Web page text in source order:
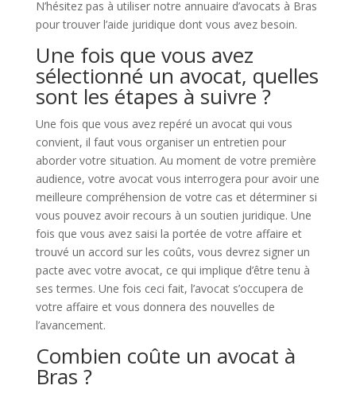
N’hésitez pas à utiliser notre annuaire d’avocats à Bras
pour trouver l’aide juridique dont vous avez besoin.
Une fois que vous avez
sélectionné un avocat, quelles
sont les étapes à suivre ?
Une fois que vous avez repéré un avocat qui vous
convient, il faut vous organiser un entretien pour
aborder votre situation. Au moment de votre première
audience, votre avocat vous interrogera pour avoir une
meilleure compréhension de votre cas et déterminer si
vous pouvez avoir recours à un soutien juridique. Une
fois que vous avez saisi la portée de votre affaire et
trouvé un accord sur les coûts, vous devrez signer un
pacte avec votre avocat, ce qui implique d’être tenu à
ses termes. Une fois ceci fait, l’avocat s’occupera de
votre affaire et vous donnera des nouvelles de
l’avancement.
Combien coûte un avocat à
Bras ?